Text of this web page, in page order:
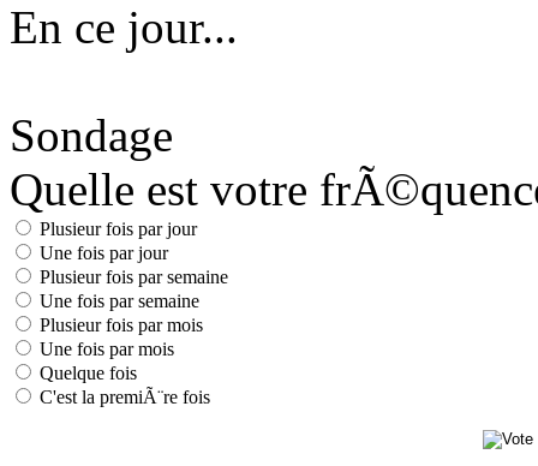
En ce jour...
Sondage
Quelle est votre
Plusieur fois par jour
Une fois par jour
Plusieur fois par semaine
Une fois par semaine
Plusieur fois par mois
Une fois par mois
Quelque fois
C'est la premiÃ¨re fois